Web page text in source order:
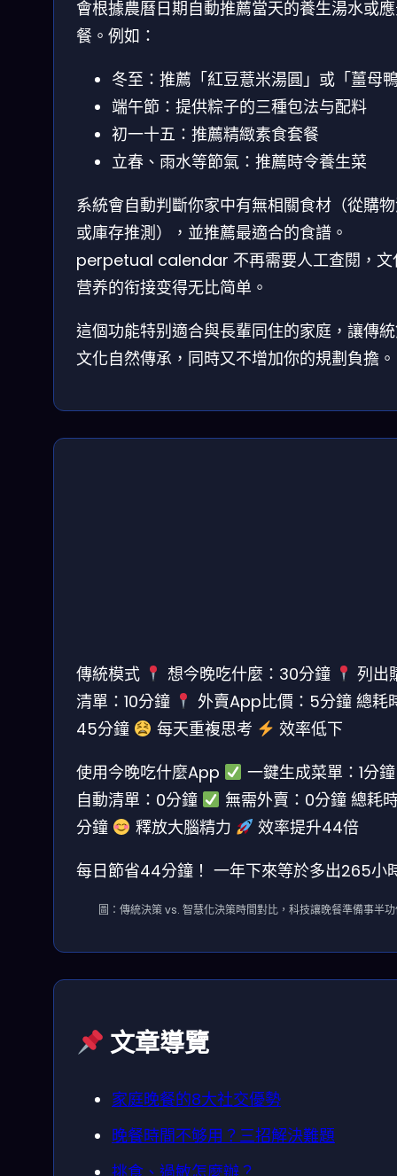
會根據農曆日期自動推薦當天的養生湯水或
餐。例如：
冬至：推薦「紅豆薏米湯圓」或「薑母
端午節：提供粽子的三種包法与配料
初一十五：推薦精緻素食套餐
立春、雨水等節氣：推薦時令養生菜
系統會自動判斷你家中有無相關食材（從購
或庫存推測），並推薦最適合的食譜。
perpetual calendar 不再需要人工查閱，文
营养的衔接变得无比简单。
這個功能特别適合與長輩同住的家庭，讓傳
文化自然傳承，同時又不增加你的規劃負擔。
傳統模式 想今晚吃什麼：30分鐘
列出
清單：10分鐘
外賣App比價：5分鐘 總耗
45分鐘
每天重複思考
效率低下
使用今晚吃什麼App
一鍵生成菜單：1分鐘
自動清單：0分鐘
無需外賣：0分鐘 總耗
分鐘
釋放大腦精力
效率提升44倍
每日節省44分鐘！ 一年下來等於多出265小
圖：傳統決策 vs. 智慧化決策時間對比，科技讓晚餐準備事半
文章導覽
家庭晚餐的8大社交優勢
晚餐時間不够用？三招解決難題